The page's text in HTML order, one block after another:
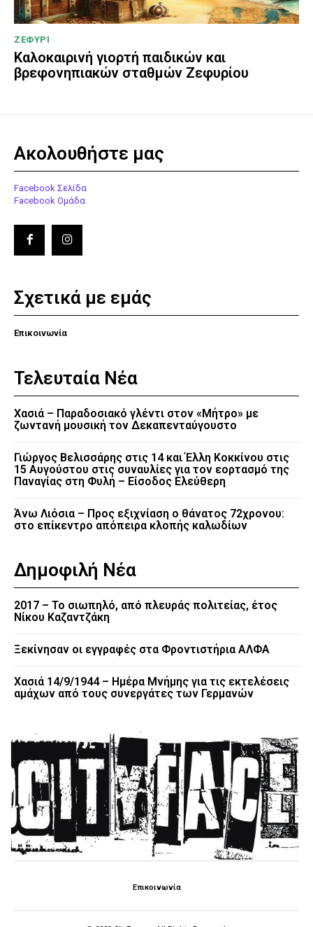
ΖΕΦΥΡΙ
Καλοκαιρινή γιορτή παιδικών και
βρεφονηπιακών σταθμών Ζεφυρίου
Ακολουθήστε μας
Facebook Σελίδα
Facebook Ομάδα
Σχετικά με εμάς
Επικοινωνία
Τελευταία Νέα
Χασιά – Παραδοσιακό γλέντι στον «Μήτρο» με
ζωντανή μουσική τον Δεκαπενταύγουστο
Γιώργος Βελισσάρης στις 14 και Έλλη Κοκκίνου στις
15 Αυγούστου στις συναυλίες για τον εορτασμό της
Παναγίας στη Φυλή – Είσοδος Ελεύθερη
Άνω Λιόσια – Προς εξιχνίαση ο θάνατος 72χρονου:
στο επίκεντρο απόπειρα κλοπής καλωδίων
Δημοφιλή Νέα
2017 – Το σιωπηλό, από πλευράς πολιτείας, έτος
Νίκου Καζαντζάκη
Ξεκίνησαν οι εγγραφές στα Φροντιστήρια ΑΛΦΑ
Χασιά 14/9/1944 – Ημέρα Μνήμης για τις εκτελέσεις
αμάχων από τους συνεργάτες των Γερμανών
Επικοινωνία